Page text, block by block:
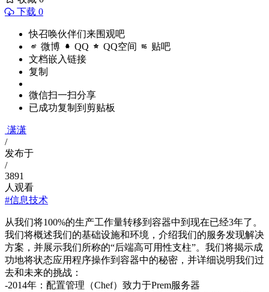
下载 0
快召唤伙伴们来围观吧
微博 QQ QQ空间 贴吧
文档嵌入链接
复制
微信扫一扫分享
已成功复制到剪贴板
潇潇
/
发布于
/
3891
人观看
#信息技术
从我们将100%的生产工作量转移到容器中到现在已经3年了。
我们将概述我们的基础设施和环境，介绍我们的服务发现解决
方案，并展示我们所称的“后端高可用性支柱”。我们将揭示成
功地将状态应用程序操作到容器中的秘密，并详细说明我们过
去和未来的挑战：
-2014年：配置管理（Chef）致力于Prem服务器